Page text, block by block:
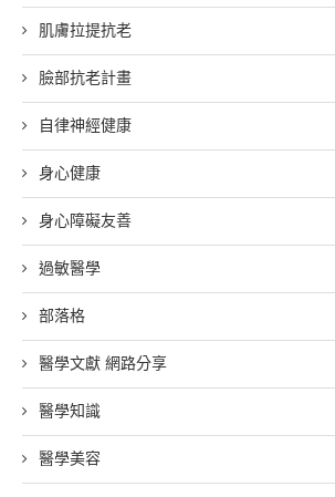
肌膚拉提抗老
臉部抗老計畫
自律神經健康
身心健康
身心障礙友善
過敏醫學
部落格
醫學文獻 網路分享
醫學知識
醫學美容